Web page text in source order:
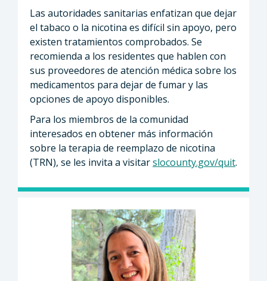
Las autoridades sanitarias enfatizan que dejar
el tabaco o la nicotina es difícil sin apoyo, pero
existen tratamientos comprobados. Se
recomienda a los residentes que hablen con
sus proveedores de atención médica sobre los
medicamentos para dejar de fumar y las
opciones de apoyo disponibles.
Para los miembros de la comunidad
interesados en obtener más información
sobre la terapia de reemplazo de nicotina
(TRN), se les invita a visitarslocounty.gov/quit.